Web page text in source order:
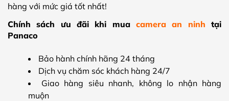
hàng với mức giá tốt nhất!
Chính sách ưu đãi khi mua camera an ninh tại
Panaco
Bảo hành chính hãng 24 tháng
Dịch vụ chăm sóc khách hàng 24/7
Giao hàng siêu nhanh, không lo nhận hàng
muộn